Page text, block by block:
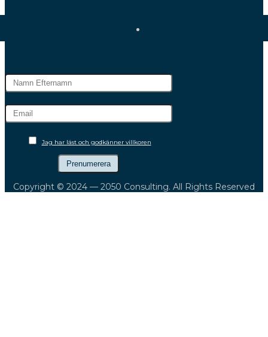
Jag har läst och godkänner villkoren
Copyright © 2024 — 2050 Consulting. All Rights Reserved